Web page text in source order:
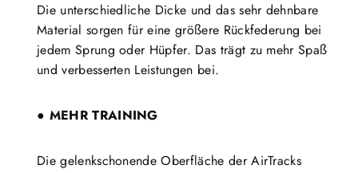
Die unterschiedliche Dicke und das sehr dehnbare
Material sorgen für eine größere Rückfederung bei
jedem Sprung oder Hüpfer. Das trägt zu mehr Spaß
und verbesserten Leistungen bei.
● MEHR TRAINING
Die gelenkschonende Oberfläche der AirTracks